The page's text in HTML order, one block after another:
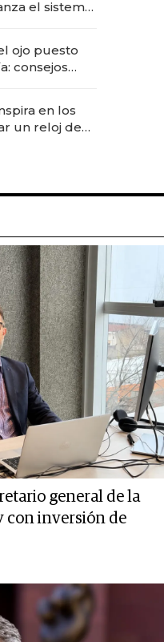
el sistema
ojo puesto
consejos
en los
un reloj de
general de la
con inversión de